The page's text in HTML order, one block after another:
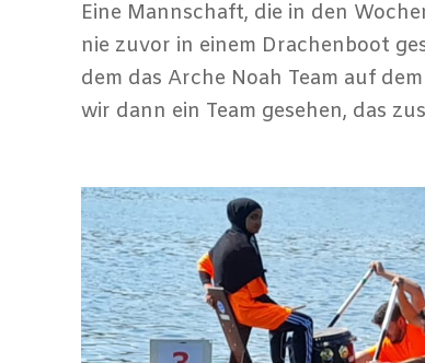
Eine Mannschaft, die in den
nie zuvor in einem Drachenboot
dem das Arche Noah Team auf
wir dann ein Team gesehen, das